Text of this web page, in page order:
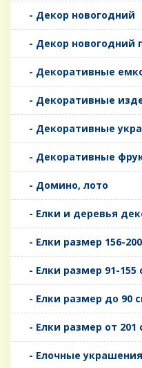
- Декор новогодний
- Декор новогодний
- Декоративные
- Декоративные
- Декоративные
- Декоративные
- Домино, лото
- Елки и деревья
- Елки размер 156-
- Елки размер 91-155
- Елки размер до 90
- Елки размер от 201
- Елочные украшения